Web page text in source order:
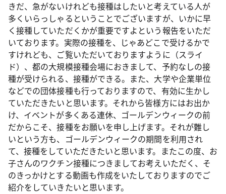
きだ、急がないけれども接種はしたいと考えている人が
多くいらっしゃるということでございますが、いかに早
く接種していただくかが重要ですよという報告をいただ
いております。実際の接種を、じゃあどこで受けるかで
すけれども、ご覧いただいておりますように（スライ
ド）、都の大規模接種会場におきまして、予約なしの接
種が受けられる、接種ができる。また、大学や企業単位
などでの団体接種も行っておりますので、有効に生かし
ていただきたいと思います。それから皆様方にはお出か
け、イベントが多くある連休、ゴールデンウィークの前
だからこそ、接種をお願いを申し上げます。それが難し
いという方も、ゴールデンウィークの期間を利用され
て、接種をしていただきたいと思います。またこの度、お
子さんのワクチン接種につきましてお考えいただく、そ
のきっかけとする動画も作成をいたしておりますのでご
紹介をしていきたいと思います。